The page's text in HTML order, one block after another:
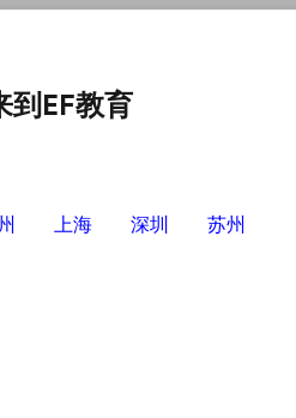
到EF教育
上海 深圳 苏州